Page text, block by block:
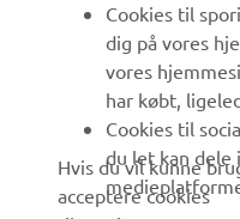
Arbejde hos Yamaha
Bliv forhandler
Politik for
Whistleblower-kanal
Cookies til
dig på vores
vores
har købt,
Cookies til
du let kan dele
Hvis du vil kunne
acceptere cookies